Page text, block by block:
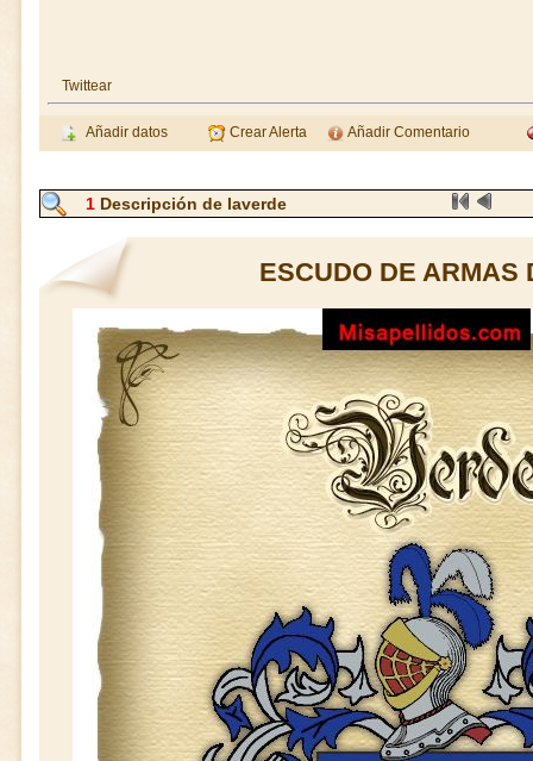
Twittear
Añadir datos Crear Alerta Añadir Comentario
1 Descripción de laverde
ESCUDO DE ARMAS